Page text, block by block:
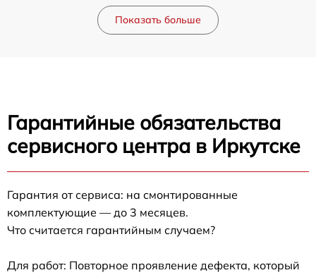
Показать больше
Гарантийные обязательства
сервисного центра в Иркутске
Гарантия от сервиса: на смонтированные
комплектующие — до 3 месяцев.
Что считается гарантийным случаем?
Для работ: Повторное проявление дефекта, который